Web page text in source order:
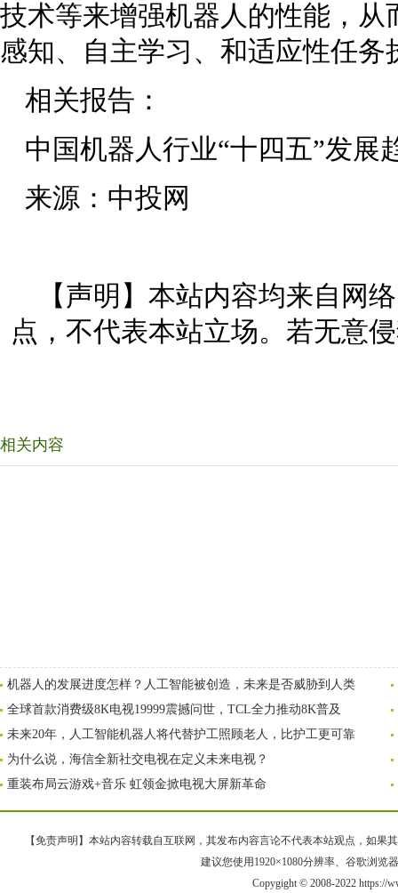
技术等来增强机器人的性能，
感知、自主学习、和适应性任务
相关报告：
中国机器人行业“十四五”发展
来源：中投网
【声明】本站内容均来自网
点，不代表本站立场。若无意
相关内容
机器人的发展进度怎样？人工智能被创造，未来是否威胁到人类
全球首款消费级8K电视19999震撼问世，TCL全力推动8K普及
未来20年，人工智能机器人将代替护工照顾老人，比护工更可靠
为什么说，海信全新社交电视在定义未来电视？
重装布局云游戏+音乐 虹领金掀电视大屏新革命
【免责声明】本站内容转载自互联网，其发布内容言论不代表本站观点，如果
建议您使用1920×1080分辨率、谷歌浏览
Copygight © 2008-2022 https://